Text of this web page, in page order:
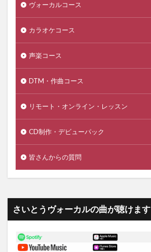
ヴォーカルコース
カラオケコース
声楽コース
DTM・作曲コース
リモート・オンライン・レッスン
CD制作・デビューパック
皆さんからの質問
さいとうヴォーカルの曲が聴けます